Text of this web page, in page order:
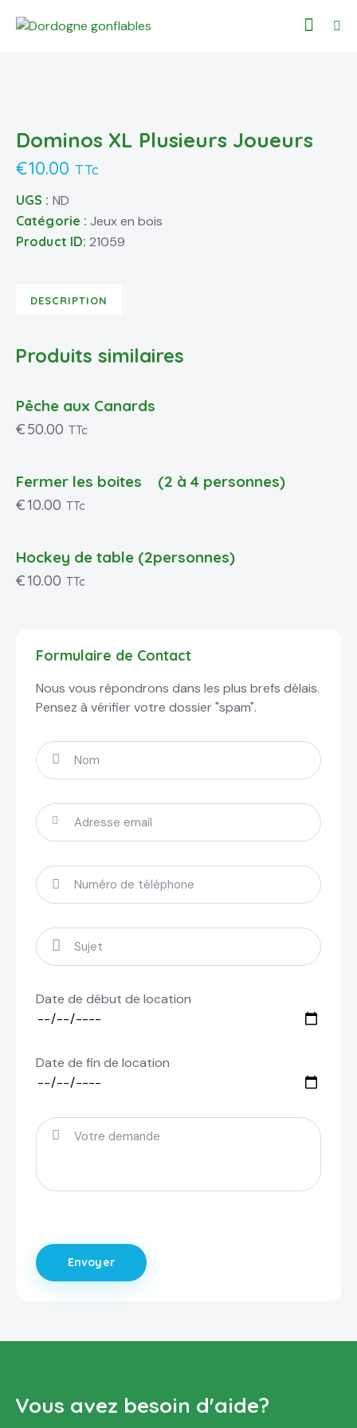
Dominos XL Plusieurs Joueurs
€10.00 TTc
UGS : ND
Catégorie :Jeux en bois
Product ID: 21059
DESCRIPTION
Produits similaires
Pêche aux Canards
€50.00 TTc
Fermer les boites (2 à 4 personnes)
€10.00 TTc
Hockey de table (2personnes)
€10.00 TTc
Formulaire de Contact
Nous vous répondrons dans les plus brefs délais.
Pensez à vérifier votre dossier "spam".
Date de début de location
Date de fin de location
Vous avez besoin d'aide?